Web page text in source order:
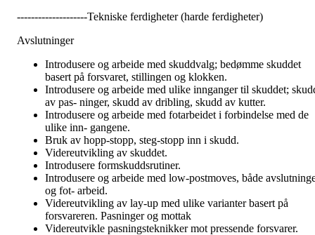
--------------------Tekniske ferdigheter (harde ferdigheter)
Avslutninger
Introdusere og arbeide med skuddvalg; bedømme skuddet
basert på forsvaret, stillingen og klokken.
Introdusere og arbeide med ulike innganger til skuddet;
av pas- ninger, skudd av dribling, skudd av kutter.
Introdusere og arbeide med fotarbeidet i forbindelse med de
ulike inn- gangene.
Bruk av hopp-stopp, steg-stopp inn i skudd.
Videreutvikling av skuddet.
Introdusere formskuddsrutiner.
Introdusere og arbeide med low-postmoves, både
og fot- arbeid.
Videreutvikling av lay-up med ulike varianter basert på
forsvareren. Pasninger og mottak
Videreutvikle pasningsteknikker mot pressende forsvarer.